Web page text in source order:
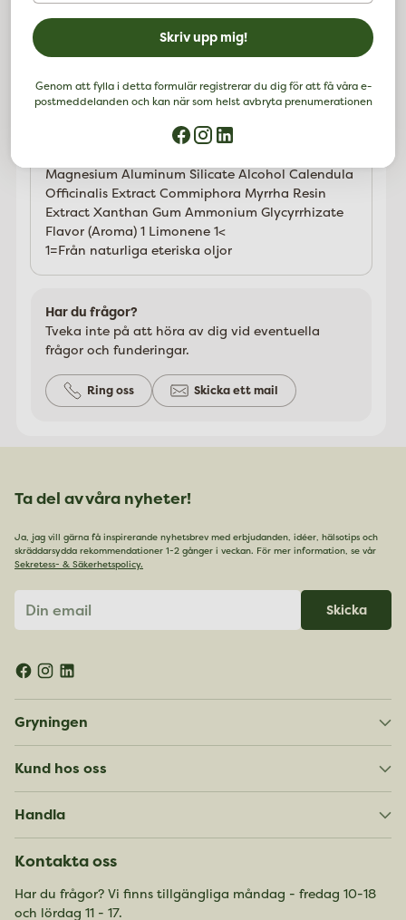
Skriv upp mig!
Genom att fylla i detta formulär registrerar du dig för att få våra e-
postmeddelanden och kan när som helst avbryta prenumerationen
Ingredienser:
Vatten Kalciumkarbonat Glycerin
Magnesiumaluminiumsilikat Alkohol
Ringblomsextrakt Extrakt av kåda från myrraträd
Xantangummi Lakritsrotextrakt Arom* 1
Magnesium Aluminum Silicate Alcohol Calendula
Officinalis Extract Commiphora Myrrha Resin
Extract Xanthan Gum Ammonium Glycyrrhizate
Flavor (Aroma) 1 Limonene 1<
1=Från naturliga eteriska oljor
Har du frågor?
Tveka inte på att höra av dig vid eventuella
frågor och funderingar.
Ring oss Skicka ett mail
Ta del av våra nyheter!
Ja, jag vill gärna få inspirerande nyhetsbrev med erbjudanden, idéer, hälsotips och
skräddarsydda rekommendationer 1-2 gånger i veckan. För mer information, se vår
Sekretess- & Säkerhetspolicy.
email
Skicka
Gryningen
Kund hos oss
Handla
Kontakta oss
Har du frågor? Vi finns tillgängliga måndag - fredag 10-18
och lördag 11 - 17.